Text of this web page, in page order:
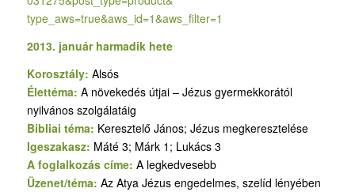
type_aws=true&aws_id=1&aws_ filter=1
2013. január harmadik hete
Korosztály: Alsós
Élettéma: A növekedés útjai – Jézus gyermekkorától
nyilvános szolgálatáig
Bibliai téma: Keresztelő János; Jézus megkeresztelése
Igeszakasz: Máté 3; Márk 1; Lukács 3
A foglalkozás címe: A legkedvesebb
Üzenet/téma: Az Atya Jézus engedelmes, szelíd lényében